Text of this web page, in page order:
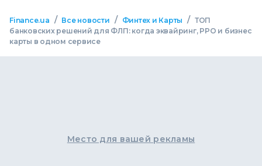
Finance.ua / Все новости / Финтех и Карты / ТОП
банковских решений для ФЛП: когда эквайринг, РРО и бизнес
карты в одном сервисе
Место для вашей рекламы